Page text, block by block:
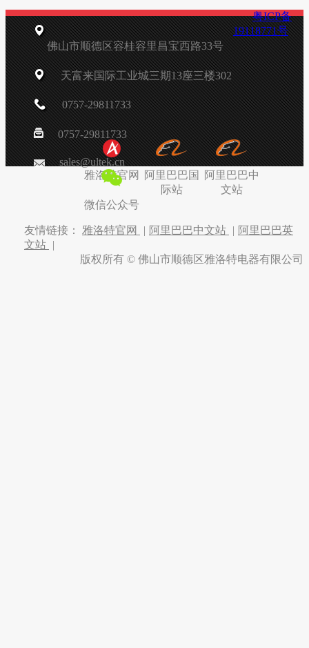
佛山市顺德区容桂容里昌宝西路33号
天富来国际工业城三期13座三楼302
0757-29811733
0757-29811733
sales@ultek.cn
雅洛特官网
阿里巴巴国
际站
阿里巴巴中
文站
微信公众号
友情链接： 雅洛特官网 | 阿里巴巴中文站 | 阿里巴巴英
文站 |
版权所有 © 佛山市顺德区雅洛特电器有限公司
粤ICP备
19118771号